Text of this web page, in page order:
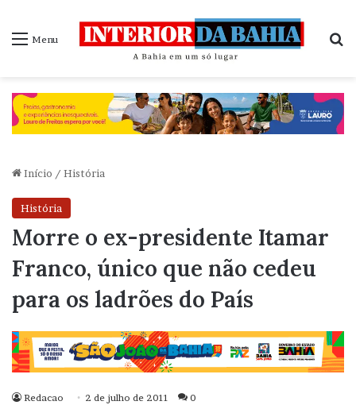
Menu
Início / História
História
Morre o ex-presidente Itamar
Franco, único que não cedeu
para os ladrões do País
Redacao 2 de julho de 2011 0